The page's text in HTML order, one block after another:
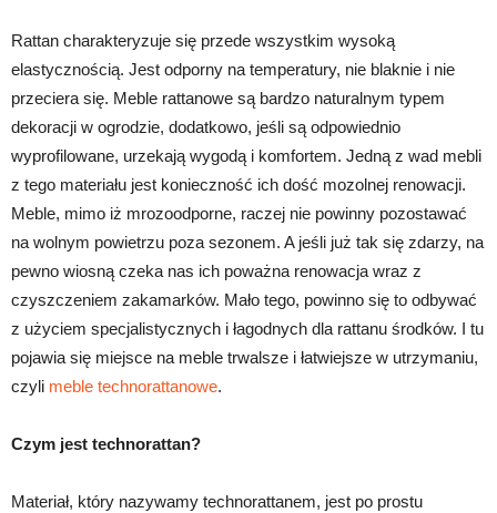
Rattan charakteryzuje się przede wszystkim wysoką
elastycznością. Jest odporny na temperatury, nie blaknie i nie
przeciera się. Meble rattanowe są bardzo naturalnym typem
dekoracji w ogrodzie, dodatkowo, jeśli są odpowiednio
wyprofilowane, urzekają wygodą i komfortem. Jedną z wad mebli
z tego materiału jest konieczność ich dość mozolnej renowacji.
Meble, mimo iż mrozoodporne, raczej nie powinny pozostawać
na wolnym powietrzu poza sezonem. A jeśli już tak się zdarzy, na
pewno wiosną czeka nas ich poważna renowacja wraz z
czyszczeniem zakamarków. Mało tego, powinno się to odbywać
z użyciem specjalistycznych i łagodnych dla rattanu środków. I tu
pojawia się miejsce na meble trwalsze i łatwiejsze w utrzymaniu,
czyli meble technorattanowe.
Czym jest technorattan?
Materiał, który nazywamy technorattanem, jest po prostu